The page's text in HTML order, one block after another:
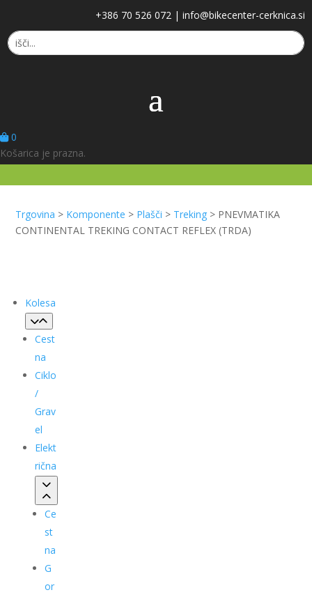
+386 70 526 072 | info@bikecenter-cerknica.si
0
Košarica je prazna.
Trgovina > Komponente > Plašči > Treking > PNEVMATIKA
CONTINENTAL TREKING CONTACT REFLEX (TRDA)
Kolesa
Cest
na
Ciklo
/
Grav
el
Elekt
rična
Ce
st
na
G
or